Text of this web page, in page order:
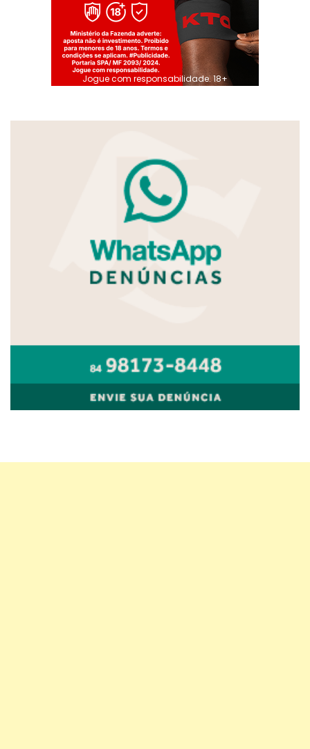
Jogue com responsabilidade. 18+